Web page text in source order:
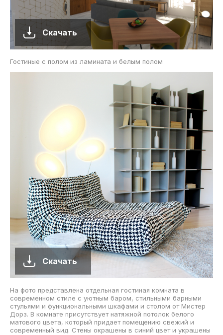
Скачать
Гостиные с полом из ламината и белым полом
Скачать
На фото представлена отдельная гостиная комната в
современном стиле с уютным баром, стильными барными
стульями и функциональными шкафами и столом от Мистер
Дорз. В комнате присутствует натяжной потолок белого
матового цвета, который придает помещению свежий и
современный вид. Стены окрашены в синий цвет и украшены